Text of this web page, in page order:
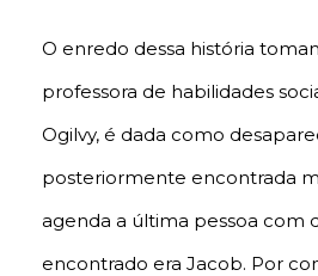
O enredo dessa história
professora de habilidades
Ogilvy, é dada como
posteriormente encontrada
agenda a última pessoa com
encontrado era Jacob. Por